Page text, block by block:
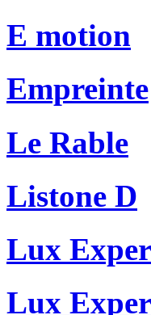
E motion
Empreinte
Le Rable
Listone D
Lux
Lux